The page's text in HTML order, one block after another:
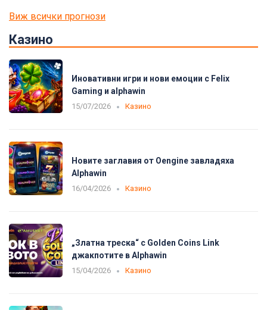
Виж всички прогнози
Казино
Иновативни игри и нови емоции с Felix
Gaming и alphawin
15/07/2026 Казино
Новите заглавия от Oengine завладяха
Alphawin
16/04/2026 Казино
„Златна треска“ с Golden Coins Link
джакпотите в Alphawin
15/04/2026 Казино